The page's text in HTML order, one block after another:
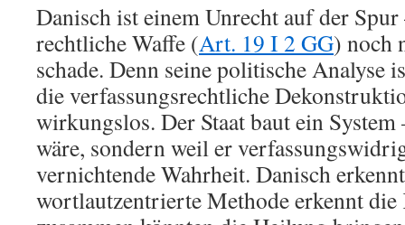
Danisch ist einem Unrecht auf der Spur
rechtliche Waffe (Art. 19 I 2 GG) noch
schade. Denn seine politische Analyse
die verfassungsrechtliche
wirkungslos. Der Staat baut ein
wäre, sondern weil er
vernichtende Wahrheit. Danisch
wortlautzentrierte Methode erkennt